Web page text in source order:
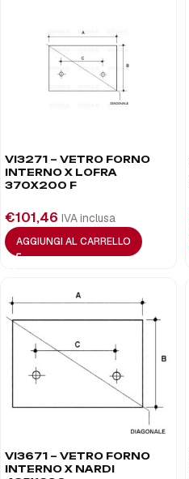
VI3271 – VETRO FORNO
INTERNO X LOFRA
370X200 F
€101,46 IVA inclusa
AGGIUNGI AL CARRELLO
VI3671 – VETRO FORNO
INTERNO X NARDI